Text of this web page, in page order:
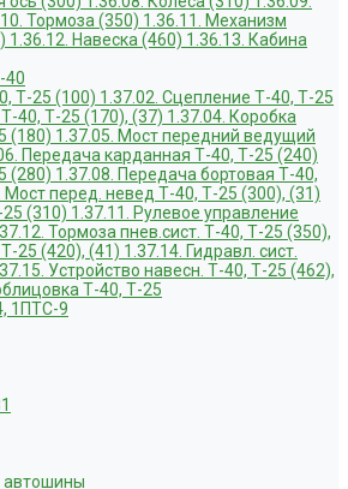
Тормоза (350) 1.36.11. Механизм
1.36.12. Навеска (460) 1.36.13. Кабина
40
Т-25 (100) 1.37.02. Сцепление Т-40, Т-25
40, Т-25 (170), (37) 1.37.04. Коробка
(180) 1.37.05. Мост передний ведущий
Передача карданная Т-40, Т-25 (240)
(280) 1.37.08. Передача бортовая Т-40,
Мост перед. невед Т-40, Т-25 (300), (31)
(310) 1.37.11. Рулевое управление
Тормоза пнев.сист. Т-40, Т-25 (350),
25 (420), (41) 1.37.14. Гидравл. сист.
Устройство навесн. Т-40, Т-25 (462),
Т-40, Т-25
1ПТС-9
автошины